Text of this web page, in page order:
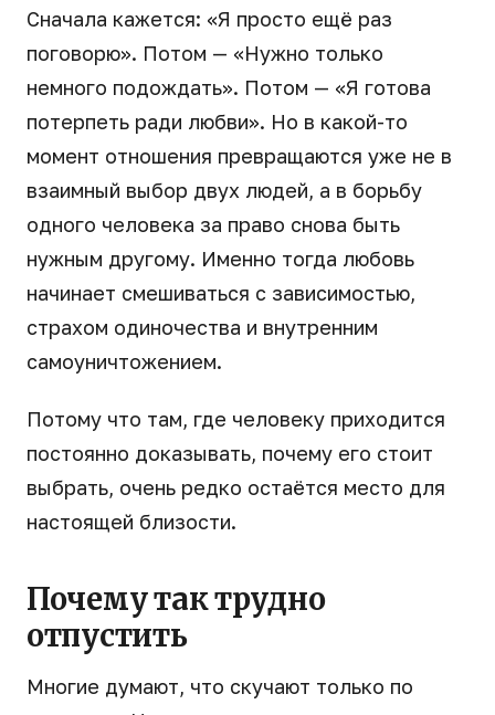
Сначала кажется: «Я просто ещё раз
поговорю». Потом — «Нужно только
немного подождать». Потом — «Я готова
потерпеть ради любви». Но в какой-то
момент отношения превращаются уже не в
взаимный выбор двух людей, а в борьбу
одного человека за право снова быть
нужным другому. Именно тогда любовь
начинает смешиваться с зависимостью,
страхом одиночества и внутренним
самоуничтожением.
Потому что там, где человеку приходится
постоянно доказывать, почему его стоит
выбрать, очень редко остаётся место для
настоящей близости.
Почему так трудно
отпустить
Многие думают, что скучают только по